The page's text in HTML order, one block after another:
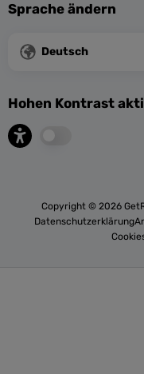
Sprache ändern
Deutsch
Hohen Kontrast
Copyright © 2026
Datenschutzerklärung